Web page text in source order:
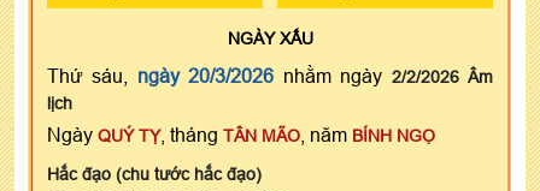
NGÀYXẤU
Thứ sáu, ngày 20/3/2026 nhằm ngày 2/2/2026 Âm
lịch
Ngày QUÝ TỴ, tháng TÂN MÃO , năm BÍNH NGỌ
Hắc đạo (chu tước hắc đạo)